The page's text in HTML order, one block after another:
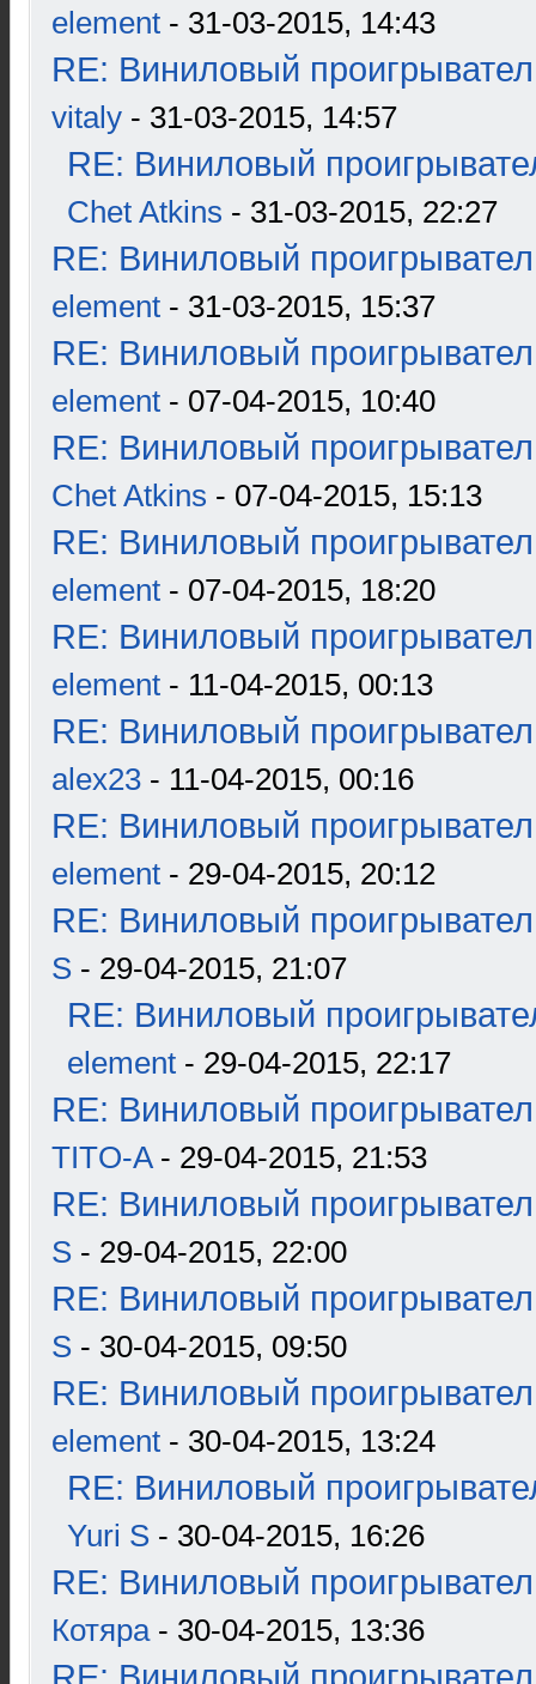
element - 31-03-2015, 14:43
RE: Виниловый
vitaly - 31-03-2015, 14:57
RE: Виниловый
Chet Atkins - 31-03-2015, 22:27
RE: Виниловый
element - 31-03-2015, 15:37
RE: Виниловый
element - 07-04-2015, 10:40
RE: Виниловый
Chet Atkins - 07-04-2015, 15:13
RE: Виниловый
element - 07-04-2015, 18:20
RE: Виниловый
element - 11-04-2015, 00:13
RE: Виниловый
alex23 - 11-04-2015, 00:16
RE: Виниловый
element - 29-04-2015, 20:12
RE: Виниловый
S - 29-04-2015, 21:07
RE: Виниловый
element - 29-04-2015, 22:17
RE: Виниловый
TITO-A- 29-04-2015, 21:53
RE: Виниловый
S - 29-04-2015, 22:00
RE: Виниловый
S - 30-04-2015, 09:50
RE: Виниловый
element - 30-04-2015, 13:24
RE: Виниловый
Yuri S - 30-04-2015, 16:26
RE: Виниловый
Котяра- 30-04-2015, 13:36